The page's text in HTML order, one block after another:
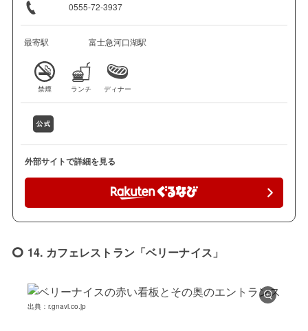
0555-72-3937
最寄駅 富士急河口湖駅
禁煙 ランチ ディナー
外部サイトで詳細を見る
14. カフェレストラン「ベリーナイス」
出典：r.gnavi.co.jp